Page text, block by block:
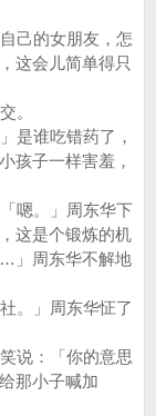
己的女朋友，怎
这会儿简单得只
。
是谁吃错药了，
孩子一样害羞，
嗯。」周东华下
这是个锻炼的机
」周东华不解地
。」周东华怔了
说：「你的意思
那小子喊加